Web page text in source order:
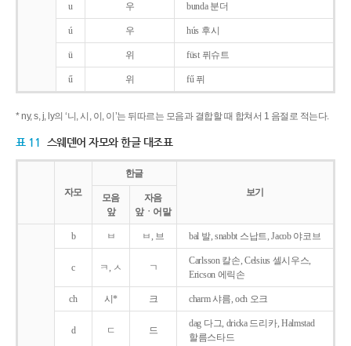
u 우 bunda 분더
ú 우 hús 후시
ü 위 füst 퓌슈트
ű 위 fű 퓌
* ny, s, j, ly의 ‘니, 시, 이, 이’는 뒤따르는 모음과 결합할 때 합쳐서 1 음절로 적는다.
표 11 스웨덴어 자모와 한글 대조표
자모
한글
보기
모음
앞
자음
앞ㆍ어말
b ㅂ ㅂ, 브 bal 발, snabbt 스납트, Jacob 야코브
c ㅋ, ㅅ ㄱ
Carlsson 칼손, Celsius 셀시우스,
Ericson 에릭손
ch 시* 크 charm 샤름, och 오크
d ㄷ 드
dag 다그, dricka 드리카, Halmstad
할름스타드